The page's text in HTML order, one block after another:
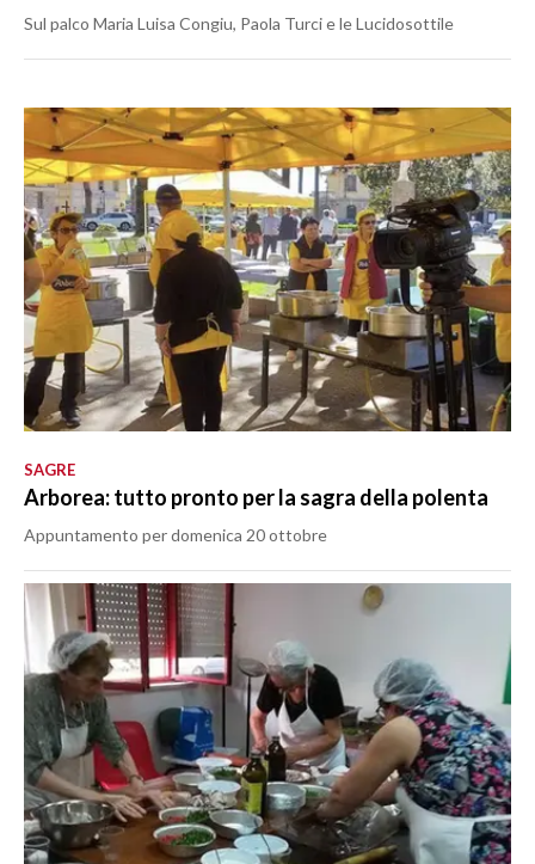
Sul palco Maria Luisa Congiu, Paola Turci e le Lucidosottile
SAGRE
Arborea: tutto pronto per la sagra della polenta
Appuntamento per domenica 20 ottobre